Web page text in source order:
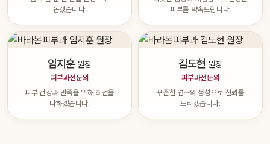
돕겠습니다.
피부를 약속드립니다.
임지훈 원장
피부과전문의
피부 건강과 만족을 위해 최선을
다하겠습니다.
김도현 원장
피부과전문의
꾸준한 연구와 정성으로 신뢰를
드리겠습니다.